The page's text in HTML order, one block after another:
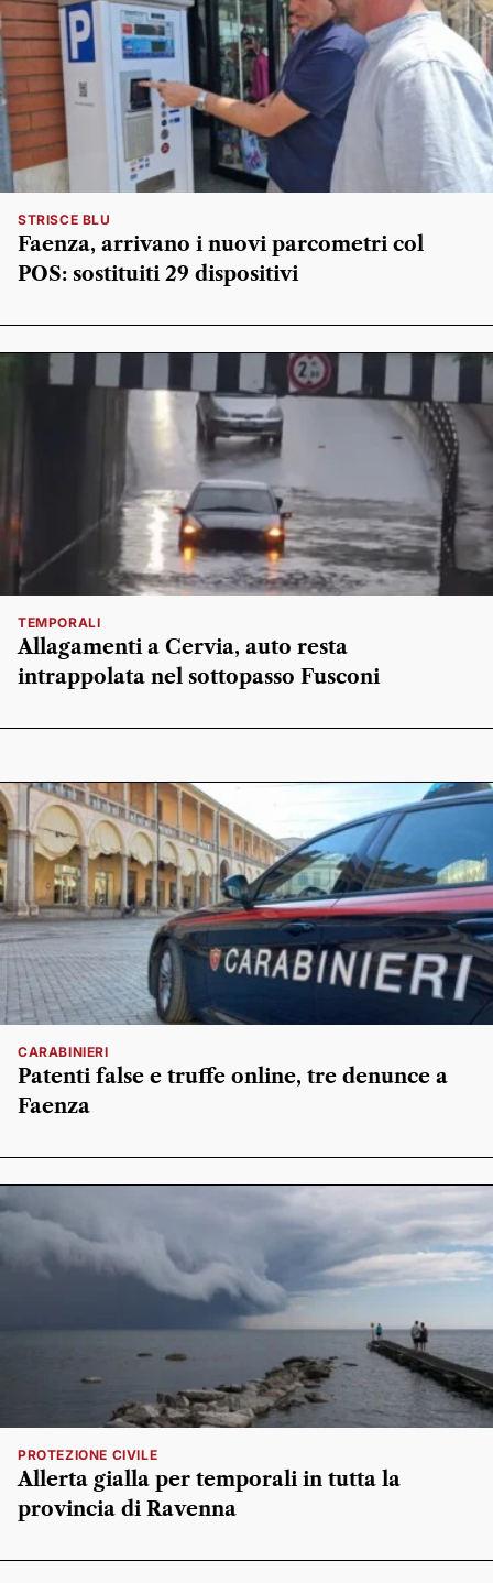
STRISCE BLU
Faenza, arrivano i nuovi parcometri col
POS: sostituiti 29 dispositivi
TEMPORALI
Allagamenti a Cervia, auto resta
intrappolata nel sottopasso Fusconi
CARABINIERI
Patenti false e truffe online, tre denunce a
Faenza
PROTEZIONE CIVILE
Allerta gialla per temporali in tutta la
provincia di Ravenna